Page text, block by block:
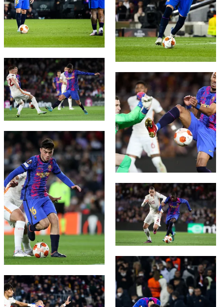
FC Barcelona club badge
FC Barcelona club badge
FC Barcelona club badge
FC Barcelona club badge
FC Barcelona club badge
FC Barcelona club badge